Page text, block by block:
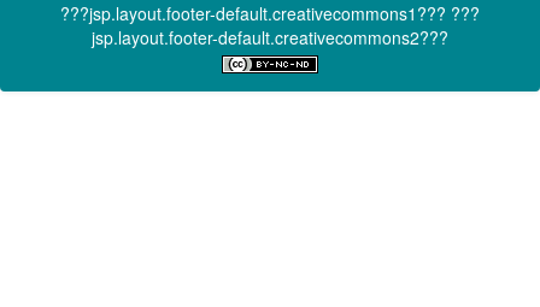
???jsp.layout.footer-default.creativecommons1??? ???
jsp.layout.footer-default.creativecommons2???